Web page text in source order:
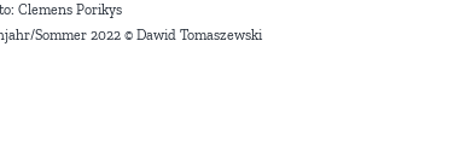
Clemens Porikys
Sommer 2022 © Dawid Tomaszewski